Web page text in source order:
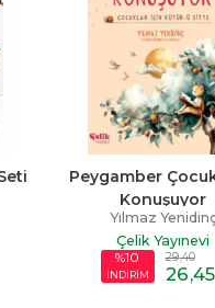
Çocuklarla
Konuşuyor
Yılmaz Yenidinç
Çelik Yayınevi
,40
,45